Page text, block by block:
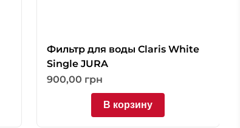
Фильтр для воды Claris White
Single JURA
900,00 грн
В корзину